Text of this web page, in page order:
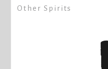
Other Spirits